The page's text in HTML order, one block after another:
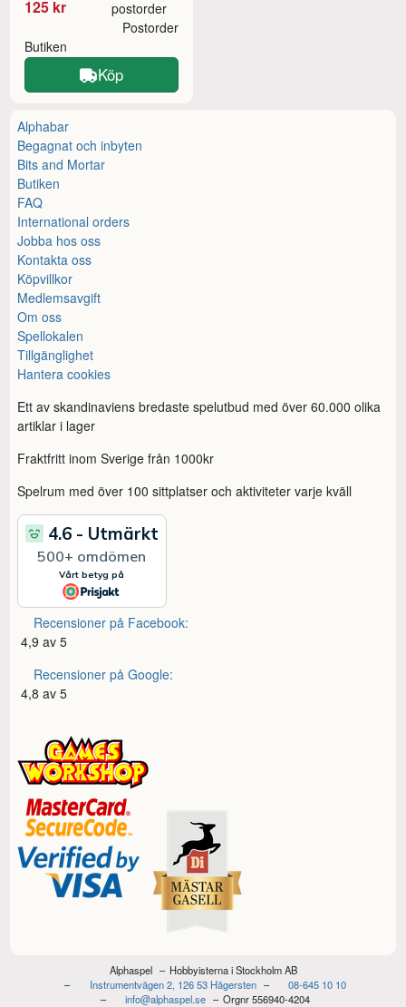
125 kr
postorder
Butiken
Postorder
Köp
Alphabar
Begagnat och inbyten
Bits and Mortar
Butiken
FAQ
International orders
Jobba hos oss
Kontakta oss
Köpvillkor
Medlemsavgift
Om oss
Spellokalen
Tillgänglighet
Hantera cookies
Ett av skandinaviens bredaste spelutbud med över 60.000 olika
artiklar i lager
Fraktfritt inom Sverige från 1000kr
Spelrum med över 100 sittplatser och aktiviteter varje kväll
Recensioner på Facebook:
4,9 av 5
Recensioner på Google:
4,8 av 5
Alphaspel
Hobbyisterna i Stockholm AB
Instrumentvägen 2, 126 53 Hägersten
08-645 10 10
info@alphaspel.se
Orgnr 556940-4204